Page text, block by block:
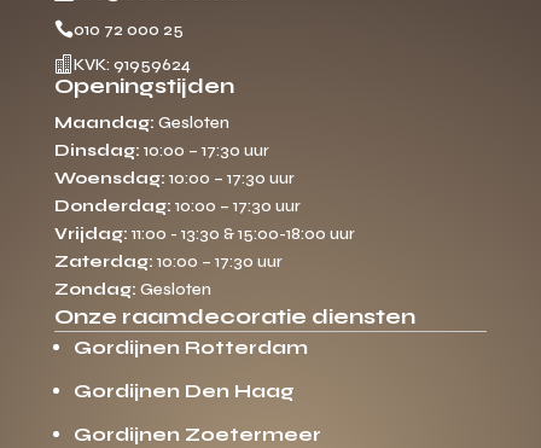
010 72 000 25
 KVK: 91959624
Openingstijden
Maandag: Gesloten
Dinsdag: 10:00 – 17:30 uur
Woensdag: 10:00 – 17:30 uur
Donderdag: 10:00 – 17:30 uur
Vrijdag: 11:00 - 13:30 & 15:00-18:00 uur
Zaterdag: 10:00 – 17:30 uur
Zondag: Gesloten
Onze raamdecoratie diensten
Gordijnen Rotterdam
Gordijnen Den Haag
Gordijnen Zoetermeer